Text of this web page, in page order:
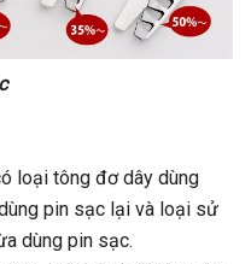
loại tông đơ dây dùng
pin sạc lại và loại sử
dùng pin sạc.